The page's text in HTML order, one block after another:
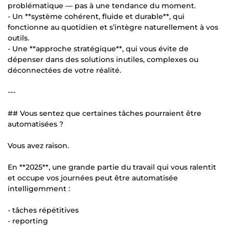
problématique — pas à une tendance du moment.
- Un **système cohérent, fluide et durable**, qui
fonctionne au quotidien et s’intègre naturellement à vos
outils.
- Une **approche stratégique**, qui vous évite de
dépenser dans des solutions inutiles, complexes ou
déconnectées de votre réalité.
---
## Vous sentez que certaines tâches pourraient être
automatisées ?
Vous avez raison.
En **2025**, une grande partie du travail qui vous ralentit
et occupe vos journées peut être automatisée
intelligemment :
- tâches répétitives
- reporting